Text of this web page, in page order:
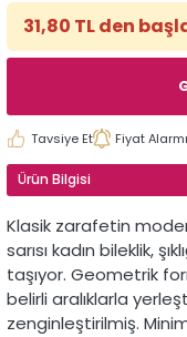
31,80 TL den
Tavsiye Et Fiyat Alarmı
Ürün Bilgisi
Klasik zarafetin
sarısı kadın bileklik,
taşıyor. Geometrik
belirli aralıklarla
zenginleştirilmiş.